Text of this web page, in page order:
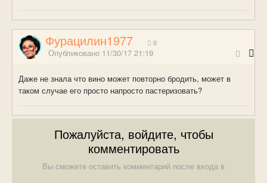
Фурацилин1977 0
Опубликовано 11/30/17 21:19
Даже не знала что вино может повторно бродить, может в
таком случае его просто напросто пастеризовать?
Пожалуйста, войдите, чтобы
комментировать
Вы сможете оставить комментарий после входа в